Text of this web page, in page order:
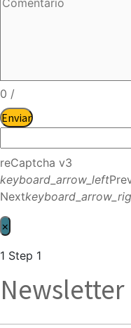
0 /
Enviar
reCaptcha v3
keyboard_arrow_left
Next
×
1 Step 1
Newsletter